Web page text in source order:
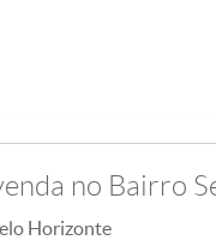
no Bairro
Horizonte